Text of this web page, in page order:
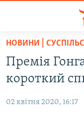
Перейти
основного
матеріалу
Перейти
до
ВСЕ ЗА ДОБУ
СТАТТІ
ПОЛІТИКА
ВІЙНА
НОВИНИ |
Премія
короткий
02 квітня 2020, 16:17